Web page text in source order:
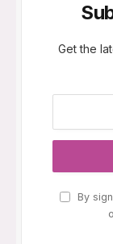
Get the
By